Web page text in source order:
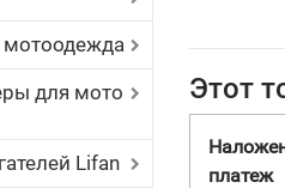
мотоодежда
для мото
Lifan
Этот
платеж